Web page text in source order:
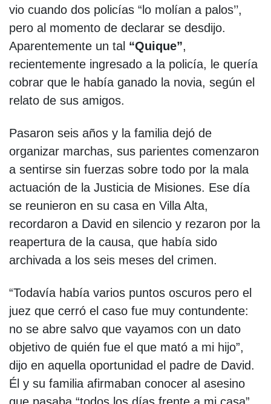
vio cuando dos policías “lo molían a palos’’,
pero al momento de declarar se desdijo.
Aparentemente un tal “Quique”,
recientemente ingresado a la policía, le quería
cobrar que le había ganado la novia, según el
relato de sus amigos.
Pasaron seis años y la familia dejó de
organizar marchas, sus parientes comenzaron
a sentirse sin fuerzas sobre todo por la mala
actuación de la Justicia de Misiones. Ese día
se reunieron en su casa en Villa Alta,
recordaron a David en silencio y rezaron por la
reapertura de la causa, que había sido
archivada a los seis meses del crimen.
“Todavía había varios puntos oscuros pero el
juez que cerró el caso fue muy contundente:
no se abre salvo que vayamos con un dato
objetivo de quién fue el que mató a mi hijo”,
dijo en aquella oportunidad el padre de David.
Él y su familia afirmaban conocer al asesino